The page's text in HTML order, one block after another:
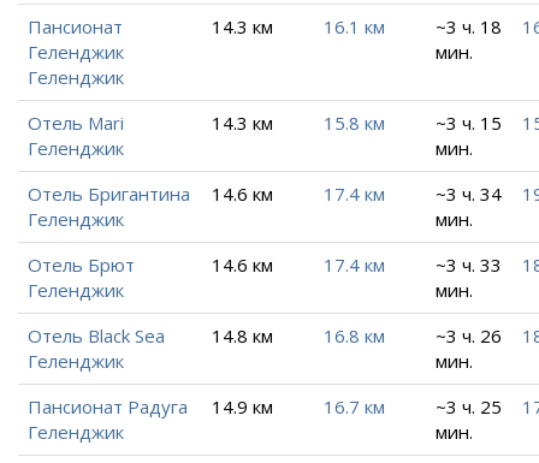
Пансионат
Геленджик
Геленджик
14.3 км 16.1 км
~3 ч. 18
мин.
Отель Mari
Геленджик
14.3 км 15.8 км
~3 ч. 15
мин.
Отель Бригантина
Геленджик
14.6 км 17.4 км
~3 ч. 34
мин.
Отель Брют
Геленджик
14.6 км 17.4 км
~3 ч. 33
мин.
Отель Black Sea
Геленджик
14.8 км 16.8 км
~3 ч. 26
мин.
Пансионат Радуга
Геленджик
14.9 км 16.7 км
~3 ч. 25
мин.